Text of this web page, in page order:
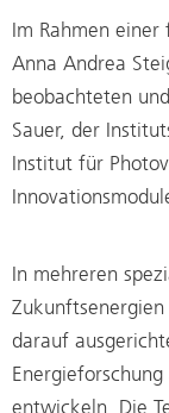
Im Rahmen
Anna Andrea
beobachteten
Sauer, der
Institut für
In mehreren
darauf
entwickeln. Die